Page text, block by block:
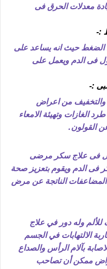
معدلات الحرق فى
:-
الضغط حيث انه يساعد على
فى الدم ويعمل على
:-
والتخفيف من اعراض
الغازات وتهيئة الامعاء
القولون.
فى علاج سكر مرضى
الدم ويقوم بتعزيز صحة
الناتجة عن مرض
وله دور في علاج
الالتهابات في الجسم
بآلام الرأس والصداع
ممكن أن تصاحب